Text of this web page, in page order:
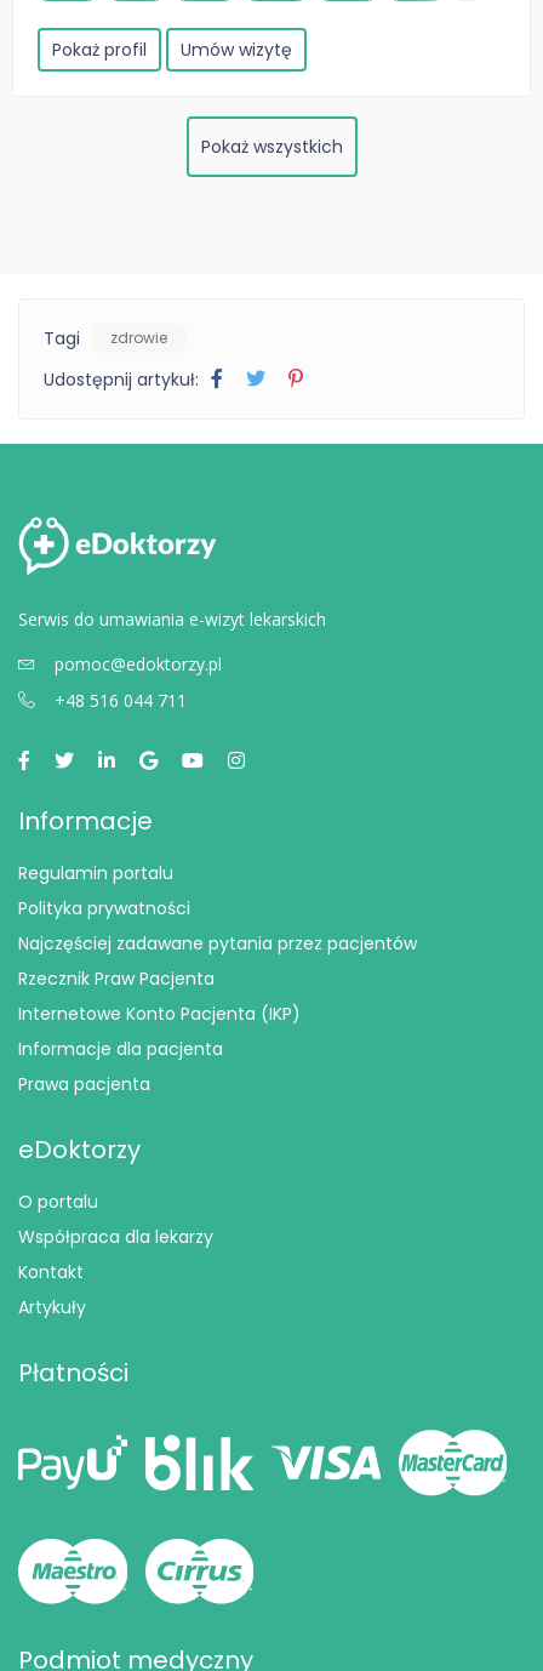
Pokaż profil Umów wizytę
Pokaż wszystkich
Tagi zdrowie
Udostępnij artykuł:
Serwis do umawiania e-wizyt lekarskich
pomoc@edoktorzy.pl
+48 516 044 711
Informacje
Regulamin portalu
Polityka prywatności
Najczęściej zadawane pytania przez pacjentów
Rzecznik Praw Pacjenta
Internetowe Konto Pacjenta (IKP)
Informacje dla pacjenta
Prawa pacjenta
eDoktorzy
O portalu
Współpraca dla lekarzy
Kontakt
Artykuły
Płatności
Podmiot medyczny